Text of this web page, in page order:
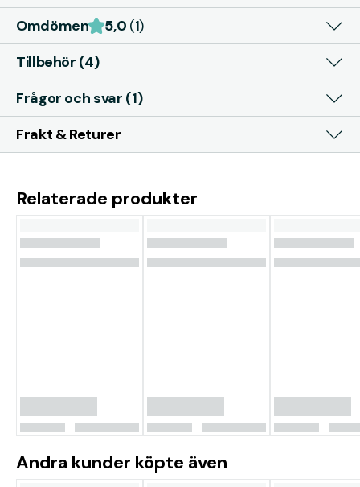
Omdömen
5,0 (1)
Tillbehör (4)
Frågor och svar (1)
Frakt & Returer
Relaterade produkter
Andra kunder köpte även